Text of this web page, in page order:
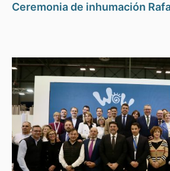
Ceremonia de inhumación